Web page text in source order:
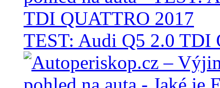
TEST: Audi Q5 2.0 TDI